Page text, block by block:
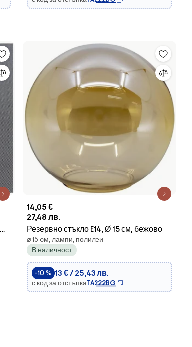
14,05 €
27,48 лв.
Резервно стъкло E14, Ø 15 см, бежово
⌀ 15 cм, лампи, полилеи
В наличност
-10 % 13 € / 25,43 лв.
с код за отстъпкаTA222BG